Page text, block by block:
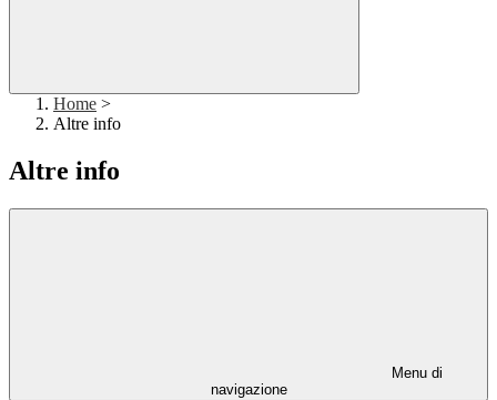
Home >
Altre info
Altre info
Menu di
navigazione